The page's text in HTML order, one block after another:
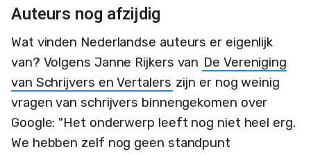
Auteurs nog afzijdig
Wat vinden Nederlandse auteurs er eigenlijk
van? Volgens Janne Rijkers van De Vereniging
van Schrijvers en Vertalers zijn er nog weinig
vragen van schrijvers binnengekomen over
Google: "Het onderwerp leeft nog niet heel erg.
We hebben zelf nog geen standpunt